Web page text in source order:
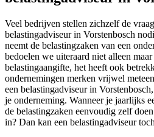
Veel bedrijven stellen zichzelf de
belastingadviseur in Vorstenbosch
neemt de belastingzaken van een
bedoelen we uiteraard niet alleen
belastingaangifte, het heeft ook
ondernemingen merken vrijwel
een belastingadviseur in
je onderneming. Wanneer je jaarlijks
de belastingzaken eenvoudig zelf
in? Dan kan een belastingadviseur